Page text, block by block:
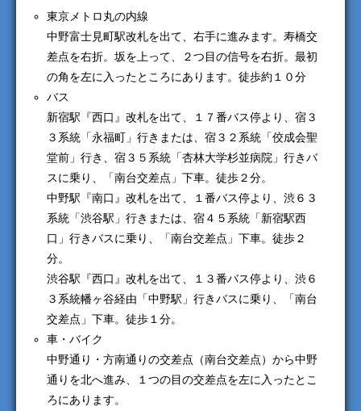
東京メトロ丸の内線
中野富士見町駅改札を出て、右手に進みます。寿橋交
差点を右折。坂を上って、２つ目の信号を右折。最初
の角を左に入ったところにあります。徒歩約１０分
バス
新宿駅『西口』改札を出て、１７番バス停より、宿３
３系統「永福町」行きまたは、宿３２系統「佼成会聖
堂前」行き、宿３５系統「杏林大学杉並病院」行きバ
スに乗り、「南台交差点」下車。徒歩２分。
中野駅『南口』改札を出て、１番バス停より、渋６３
系統「渋谷駅」行きまたは、宿４５系統「新宿駅西
口」行きバスに乗り、「南台交差点」下車。徒歩２
分。
渋谷駅『西口』改札を出て、１３番バス停より、渋６
３系統幡ヶ谷経由「中野駅」行きバスに乗り、「南台
交差点」下車。徒歩１分。
車・バイク
中野通り・方南通りの交差点（南台交差点）から中野
通りを北へ進み、１つの目の交差点を左に入ったとこ
ろにあります。